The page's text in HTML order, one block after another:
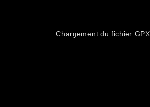
Chargement du fichier GPX